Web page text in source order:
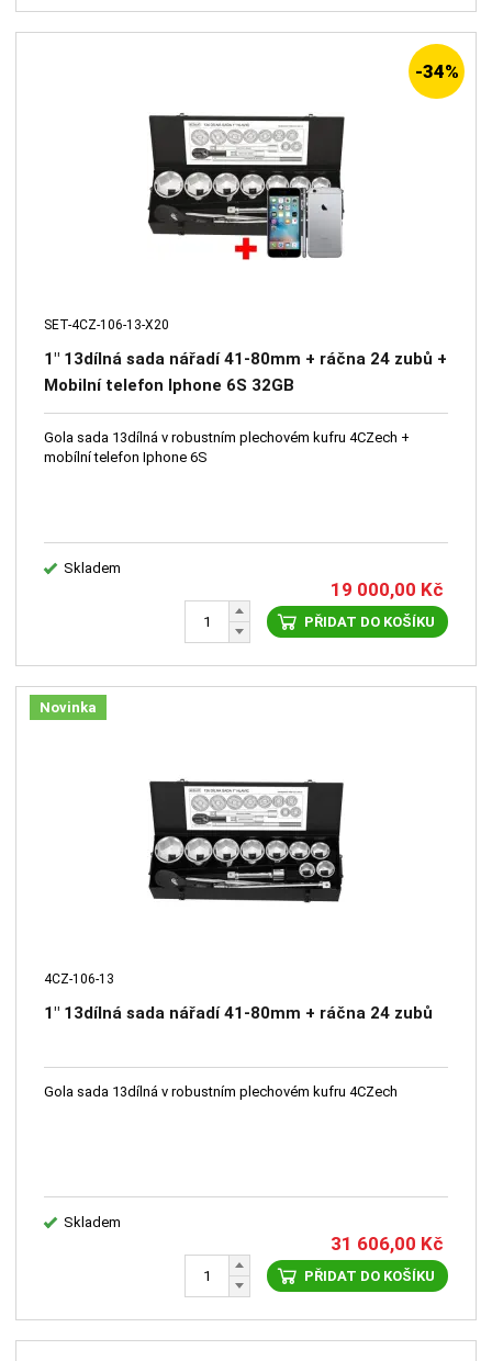
-34%
SET-4CZ-106-13-X20
1" 13dílná sada nářadí 41-80mm + ráčna 24 zubů +
Mobilní telefon Iphone 6S 32GB
Gola sada 13dílná v robustním plechovém kufru 4CZech +
mobílní telefon Iphone 6S
Skladem
19 000,00 Kč
PŘIDAT DO KOŠÍKU
Novinka
4CZ-106-13
1" 13dílná sada nářadí 41-80mm + ráčna 24 zubů
Gola sada 13dílná v robustním plechovém kufru 4CZech
Skladem
31 606,00 Kč
PŘIDAT DO KOŠÍKU